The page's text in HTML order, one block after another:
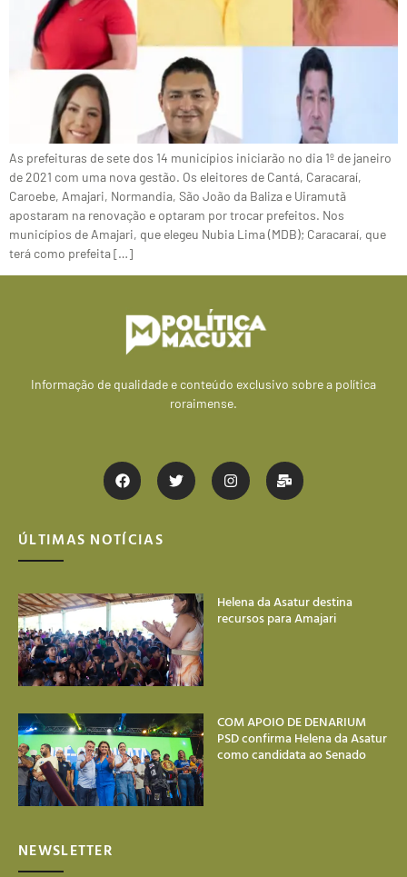
As prefeituras de sete dos 14 municípios iniciarão no dia 1º de janeiro
de 2021 com uma nova gestão. Os eleitores de Cantá, Caracaraí,
Caroebe, Amajari, Normandia, São João da Baliza e Uiramutã
apostaram na renovação e optaram por trocar prefeitos. Nos
municípios de Amajari, que elegeu Nubia Lima (MDB); Caracaraí, que
terá como prefeita […]
Informação de qualidade e conteúdo exclusivo sobre a política
roraimense.
ÚLTIMAS NOTÍCIAS
Helena da Asatur destina
recursos para Amajari
COM APOIO DE DENARIUM
PSD confirma Helena da Asatur
como candidata ao Senado
NEWSLETTER